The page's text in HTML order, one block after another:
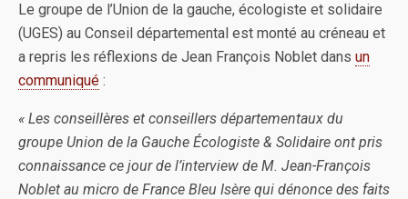
Le groupe de l’Union de la gauche, écologiste et solidaire
(UGES) au Conseil départemental est monté au créneau et
a repris les réflexions de Jean François Noblet dans un
communiqué :
« Les conseillères et conseillers départementaux du
groupe Union de la Gauche Écologiste & Solidaire ont pris
connaissance ce jour de l’interview de M. Jean-François
Noblet au micro de France Bleu Isère qui dénonce des faits